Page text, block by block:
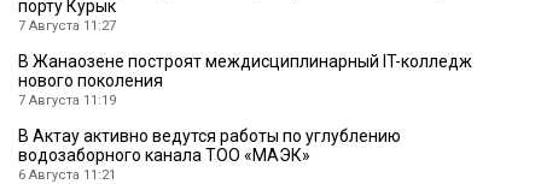
порту Курык
7 Августа 11:27
В Жанаозене построят междисциплинарный IT-колледж
нового поколения
7 Августа 11:19
В Актау активно ведутся работы по углублению
водозаборного канала ТОО «МАЭК»
6 Августа 11:21